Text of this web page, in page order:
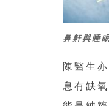
鼻鼾與睡
陳醫生
息有缺